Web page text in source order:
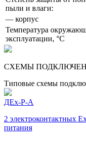
пыли и влаги:
— корпус
Температура
эксплуатации, °С
СХЕМЫ
Типовые схемы
ДЕх-Р-А
2 электроконтактных
питания